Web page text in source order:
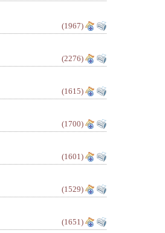
(1967)
(2276)
(1615)
(1700)
(1601)
(1529)
(1651)